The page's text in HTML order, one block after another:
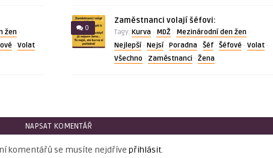
žen ·
· Volat ·
0
Zaměstnanci volají šéfovi:
Tagy: Kurva· MDŽ· Mezinárodní den žen·
Nejlepší· Nejsí· Poradna· Šéf· Šéfové· Volat·
Všechno· Zaměstnanci· Žena
NAPSAT KOMENTÁŘ
komentářů se musíte nejdříve přihlásit.